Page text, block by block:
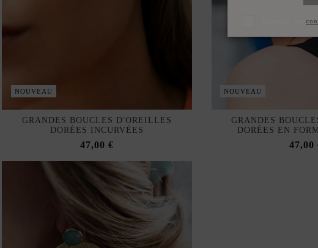
NOUVEAU
GRANDES BOUCLES D'OREILLES
DORÉES INCURVÉES
47,00 €
NOUVEAU
GRANDES
DORÉES EN
47,00